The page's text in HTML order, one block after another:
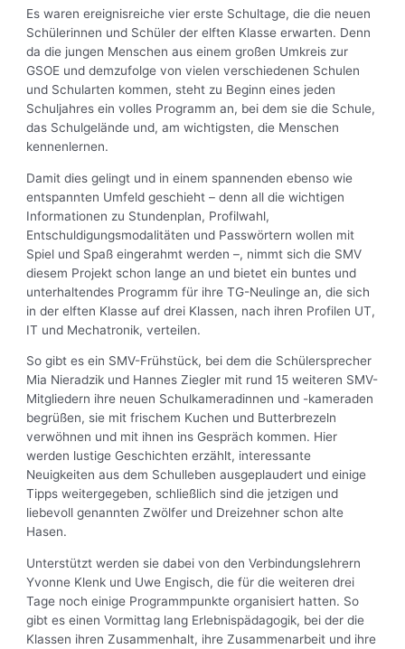
Es waren ereignisreiche vier erste Schultage, die die neuen
Schülerinnen und Schüler der elften Klasse erwarten. Denn
da die jungen Menschen aus einem großen Umkreis zur
GSOE und demzufolge von vielen verschiedenen Schulen
und Schularten kommen, steht zu Beginn eines jeden
Schuljahres ein volles Programm an, bei dem sie die Schule,
das Schulgelände und, am wichtigsten, die Menschen
kennenlernen.
Damit dies gelingt und in einem spannenden ebenso wie
entspannten Umfeld geschieht – denn all die wichtigen
Informationen zu Stundenplan, Profilwahl,
Entschuldigungsmodalitäten und Passwörtern wollen mit
Spiel und Spaß eingerahmt werden –, nimmt sich die SMV
diesem Projekt schon lange an und bietet ein buntes und
unterhaltendes Programm für ihre TG-Neulinge an, die sich
in der elften Klasse auf drei Klassen, nach ihren Profilen UT,
IT und Mechatronik, verteilen.
So gibt es ein SMV-Frühstück, bei dem die Schülersprecher
Mia Nieradzik und Hannes Ziegler mit rund 15 weiteren SMV-
Mitgliedern ihre neuen Schulkameradinnen und -kameraden
begrüßen, sie mit frischem Kuchen und Butterbrezeln
verwöhnen und mit ihnen ins Gespräch kommen. Hier
werden lustige Geschichten erzählt, interessante
Neuigkeiten aus dem Schulleben ausgeplaudert und einige
Tipps weitergegeben, schließlich sind die jetzigen und
liebevoll genannten Zwölfer und Dreizehner schon alte
Hasen.
Unterstützt werden sie dabei von den Verbindungslehrern
Yvonne Klenk und Uwe Engisch, die für die weiteren drei
Tage noch einige Programmpunkte organisiert hatten. So
gibt es einen Vormittag lang Erlebnispädagogik, bei der die
Klassen ihren Zusammenhalt, ihre Zusammenarbeit und ihre